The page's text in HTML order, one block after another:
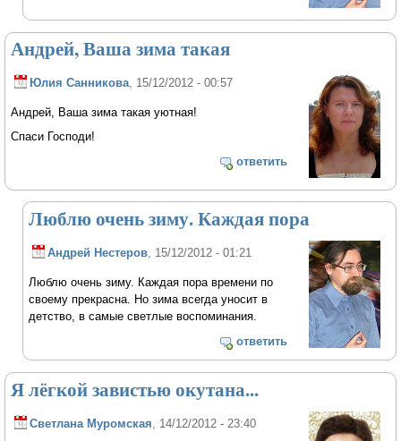
Андрей, Ваша зима такая
Юлия Санникова, 15/12/2012 - 00:57
Андрей, Ваша зима такая уютная!
Спаси Господи!
ответить
Люблю очень зиму. Каждая пора
Андрей Нестеров , 15/12/2012 - 01:21
Люблю очень зиму. Каждая пора времени по
своему прекрасна. Но зима всегда уносит в
детство, в самые светлые воспоминания.
ответить
Я лёгкой завистью окутана...
Светлана Муромская , 14/12/2012 - 23:40